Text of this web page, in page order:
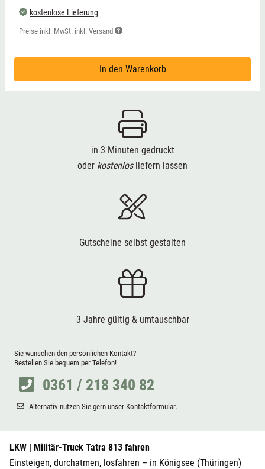
kostenlose Lieferung
Preise inkl. MwSt. inkl. Versand
In den Warenkorb
in 3 Minuten gedruckt
oder kostenlosliefern lassen
Gutscheine selbst gestalten
3 Jahre gültig & umtauschbar
Sie wünschen den persönlichen Kontakt?
Bestellen Sie bequem per Telefon!
0361 / 218 340 82
Alternativ nutzen Sie gern unser Kontaktformular.
LKW | Militär-Truck Tatra 813 fahren
Einsteigen, durchatmen, losfahren – in Königsee (Thüringen)